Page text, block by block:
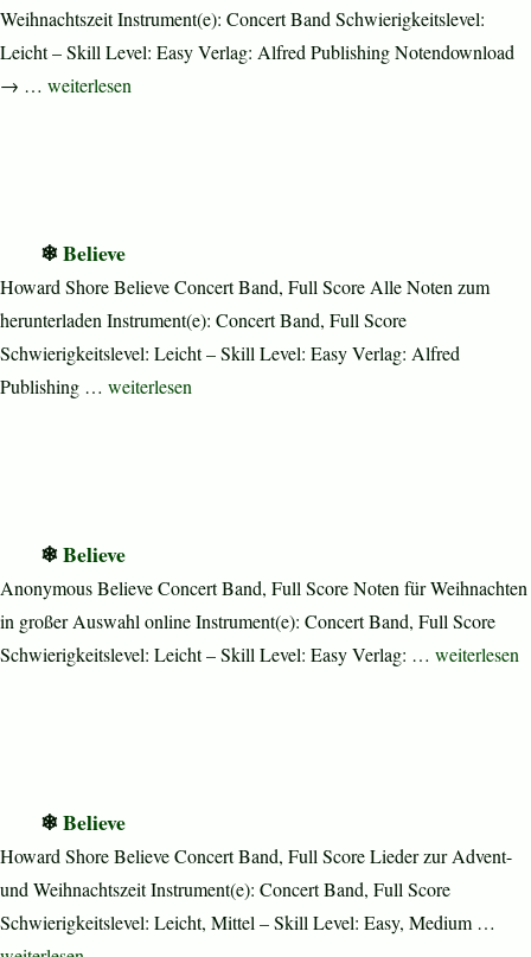
Weihnachtszeit Instrument(e): Concert Band Schwierigkeitslevel:
Leicht – Skill Level: Easy Verlag: Alfred Publishing Notendownload
→ … „Believe (complete)“
weiterlesen
Believe
Howard Shore Believe Concert Band, Full Score Alle Noten zum
herunterladen Instrument(e): Concert Band, Full Score
Schwierigkeitslevel: Leicht – Skill Level: Easy Verlag: Alfred
Publishing … „Believe“
weiterlesen
Believe
Anonymous Believe Concert Band, Full Score Noten für Weihnachten
in großer Auswahl online Instrument(e): Concert Band, Full Score
Schwierigkeitslevel: Leicht – Skill Level: Easy Verlag: … „Believe“
weiterlesen
Believe
Howard Shore Believe Concert Band, Full Score Lieder zur Advent-
und Weihnachtszeit Instrument(e): Concert Band, Full Score
Schwierigkeitslevel: Leicht, Mittel – Skill Level: Easy, Medium …